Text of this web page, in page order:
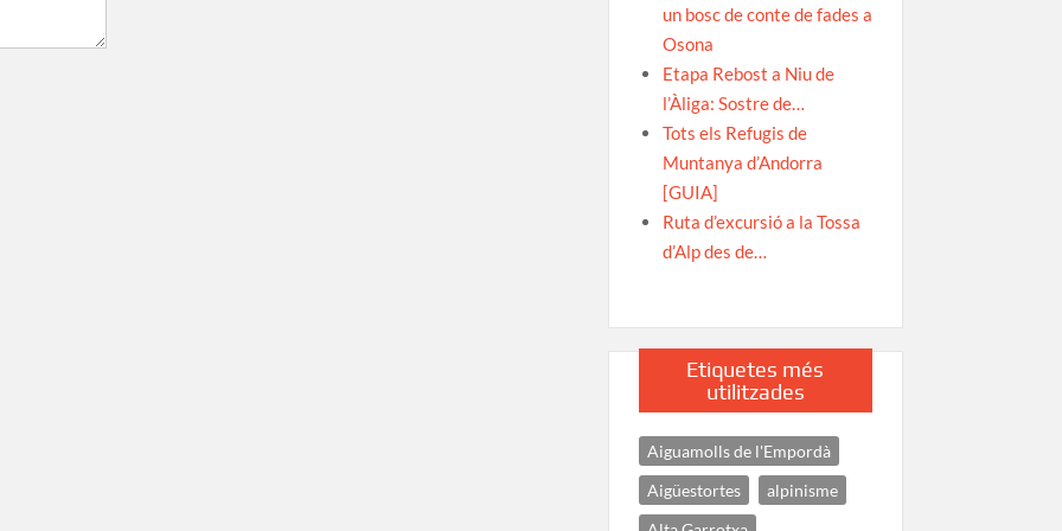
un bosc de conte de fades a
Osona
Etapa Rebost a Niu de
l’Àliga: Sostre de…
Tots els Refugis de
Muntanya d’Andorra
[GUIA]
Ruta d’excursió a la Tossa
d’Alp des de…
Etiquetes més
utilitzades
Aiguamolls de l'Empordà
Aigüestortes
alpinisme